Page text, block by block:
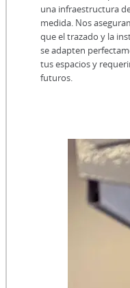
una infraestructura
medida. Nos
que el trazado y la
se adapten
tus espacios y
futuros.